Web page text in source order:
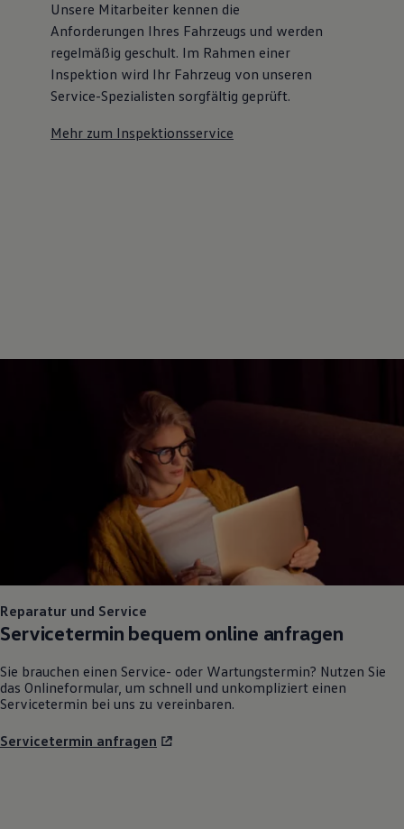
Unsere Mitarbeiter kennen die
Anforderungen Ihres Fahrzeugs und werden
regelmäßig geschult. Im Rahmen einer
Inspektion wird Ihr Fahrzeug von unseren
Service-Spezialisten sorgfältig geprüft.
Mehr zum Inspektionsservice
Reparatur und Service
Servicetermin bequem online anfragen
Sie brauchen einen Service- oder Wartungstermin? Nutzen Sie
das Onlineformular, um schnell und unkompliziert einen
Servicetermin bei uns zu vereinbaren.
Servicetermin anfragen